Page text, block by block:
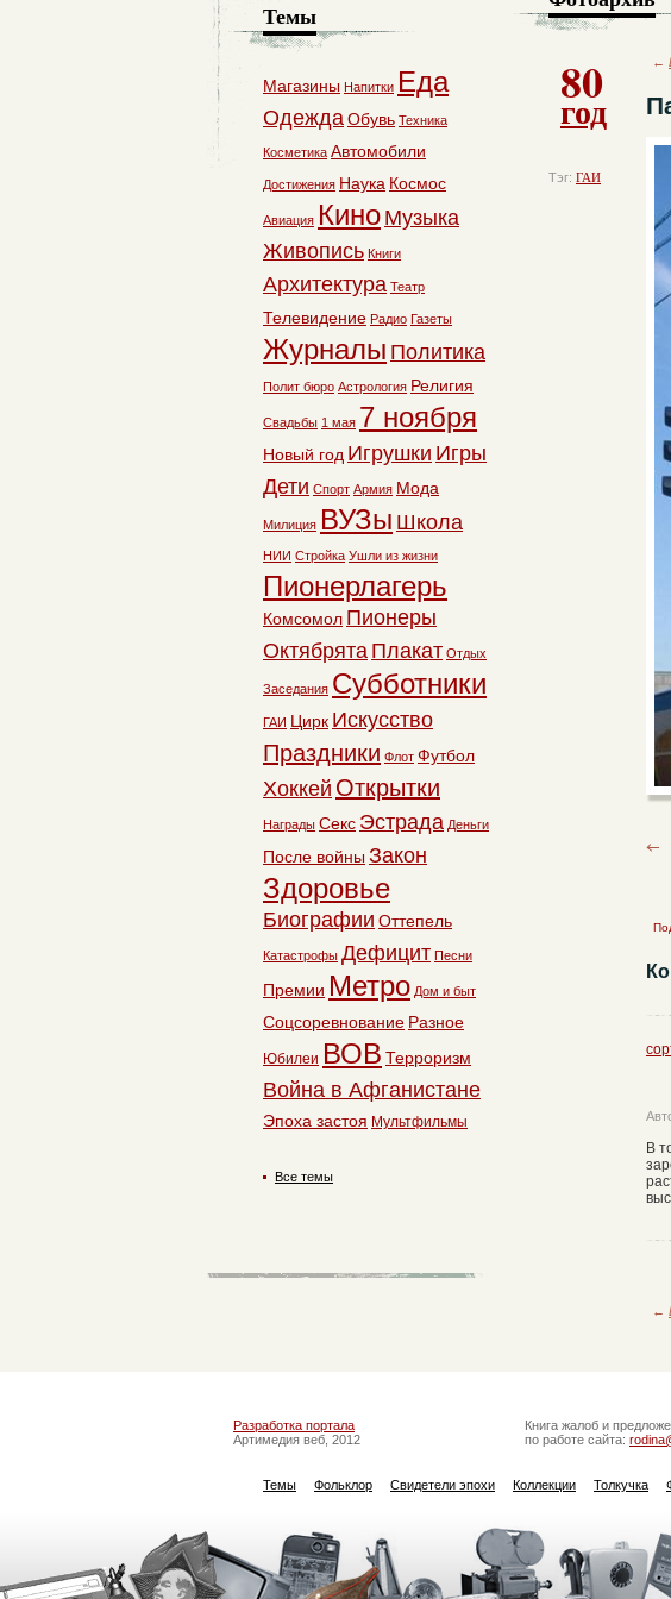
80
год
Тэг: ГАИ
←
В
←
Темы
Магазины Напитки Еда
ОдеждаОбувь Техника
Косметика Автомобили
Достижения Наука Космос
Авиация Кино Музыка
Живопись Книги
Архитектура Театр
Телевидение Радио Газеты
Журналы Политика
Полит бюро Астрология Религия
Свадьбы 1 мая 7 ноября
Новый год Игрушки Игры
Дети Спорт Армия Мода
Милиция ВУЗы Школа
НИИ Стройка Ушли из жизни
Пионерлагерь
Комсомол Пионеры
Октябрята Плакат Отдых
Заседания Субботники
ГАИ Цирк Искусство
Праздники Флот Футбол
Хоккей Открытки
Награды Секс Эстрада Деньги
После войны Закон
Здоровье
Биографии Оттепель
Катастрофы Дефицит Песни
Премии Метро Дом и быт
Соцсоревнование Разное
Юбилеи ВОВ Терроризм
Война в Афганистане
Эпоха застоя Мультфильмы
Все темы
Разработка портала
Артимедия веб, 2012
Книга жалоб и
по работе сайта:
Темы Фольклор Свидетели эпохи Коллекции Толкучка